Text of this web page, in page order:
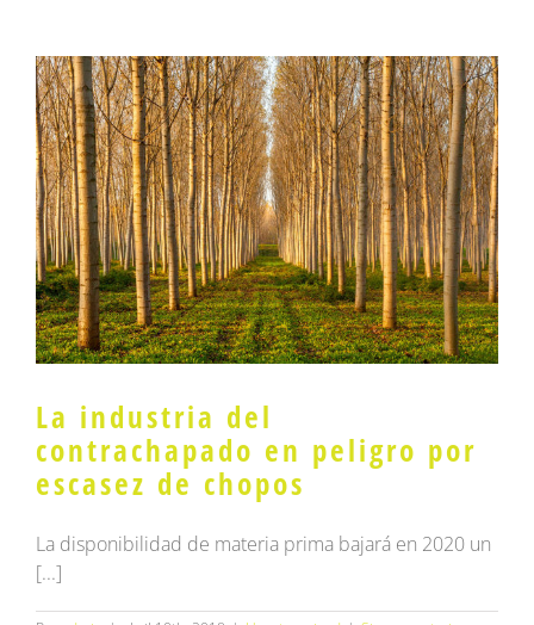
La industria del
contrachapado en peligro por
escasez de chopos
La disponibilidad de materia prima bajará en 2020 un
[...]